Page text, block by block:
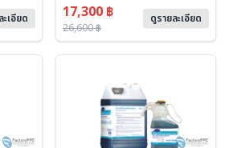
เอียด
คราบฝังแน่นและสลายคราบไขมัน
สูตรเข้มข้น ใช้ได้กับหลากหลายพื้นผิว
ขนาด 4 x 5 L
17,300 ฿
26,600 ฿
ดูรายละเอียด